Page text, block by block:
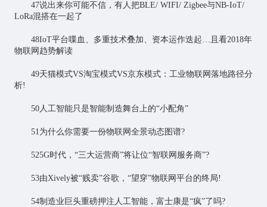
47说出来你可能不信，有人把BLE/ WIFI/ Zigbee与NB-IoT/
LoRa混搭在一起了
48IoT平台喋血、多重技术叠加、资本运作迭起…且看2018年
物联网趋势解读
49天猫模式VS淘宝模式VS京东模式：工业物联网落地路径分
析!
50人工智能只是智能制造舞台上的“小配角”
51为什么你需要一份物联网全景动态图谱?
525G时代，“三大运营商”将让位“智联网服务商”?
53由Xively被“贱卖”谷歌，“望穿”物联网平台的终局!
54制造业巨头重磅押注人工智能，富士康是“疯”了吗?